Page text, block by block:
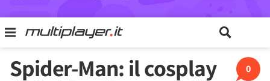
0
Spider-Man: il cosplay